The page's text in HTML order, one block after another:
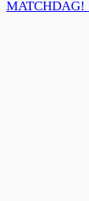
MATCHDAG!